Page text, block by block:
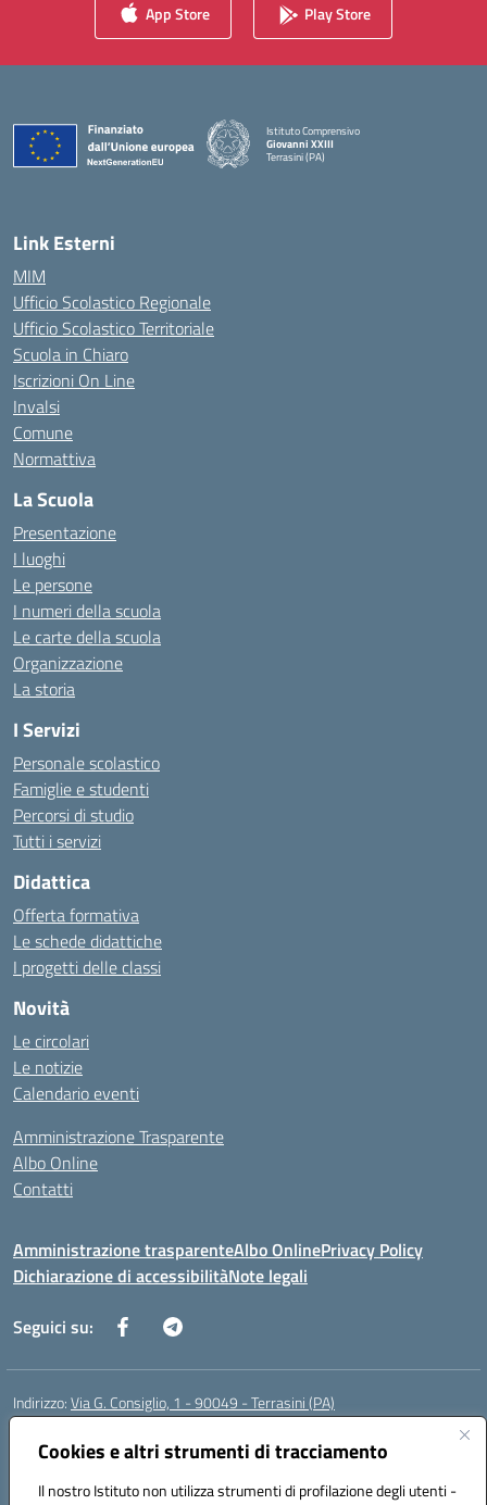
Cookies e altri strumenti di tracciamento
Il nostro Istituto non utilizza strumenti di profilazione degli utenti -
App Store Play Store
Istituto Comprensivo
Giovanni XXIII
Terrasini (PA)
Link Esterni
MIM
Ufficio Scolastico Regionale
Ufficio Scolastico Territoriale
Scuola in Chiaro
Iscrizioni On Line
Invalsi
Comune
Normattiva
La Scuola
Presentazione
I luoghi
Le persone
I numeri della scuola
Le carte della scuola
Organizzazione
La storia
I Servizi
Personale scolastico
Famiglie e studenti
Percorsi di studio
Tutti i servizi
Didattica
Offerta formativa
Le schede didattiche
I progetti delle classi
Novità
Le circolari
Le notizie
Calendario eventi
Amministrazione Trasparente
Albo Online
Contatti
Amministrazione trasparenteAlbo OnlinePrivacy Policy
Dichiarazione di accessibilitàNote legali
Seguici su:
Indirizzo:Via G. Consiglio, 1 - 90049 - Terrasini (PA)
Centralino:
Posta elettronica certificata (PEC):paic88700d@pec.istruzione.it
Codice fiscale: 80025710825